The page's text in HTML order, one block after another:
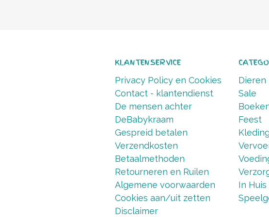
KLANTENSERVICE
Privacy Policy en Cookies
Contact - klantendienst
De mensen achter
DeBabykraam
Gespreid betalen
Verzendkosten
Betaalmethoden
Retourneren en Ruilen
Algemene voorwaarden
Cookies aan/uit zetten
Disclaimer
Dieren
Sale
Feest
In Huis